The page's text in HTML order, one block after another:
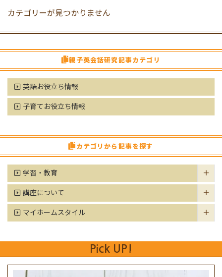
カテゴリーが見つかりません
親子英会話研究記事カテゴリ
英語お役立ち情報
子育てお役立ち情報
カテゴリから記事を探す
学習・教育
講座について
マイホームスタイル
Pick UP!